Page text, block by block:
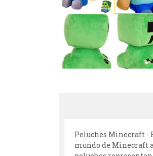
Peluches Minecraft -
mundo de Minecraft